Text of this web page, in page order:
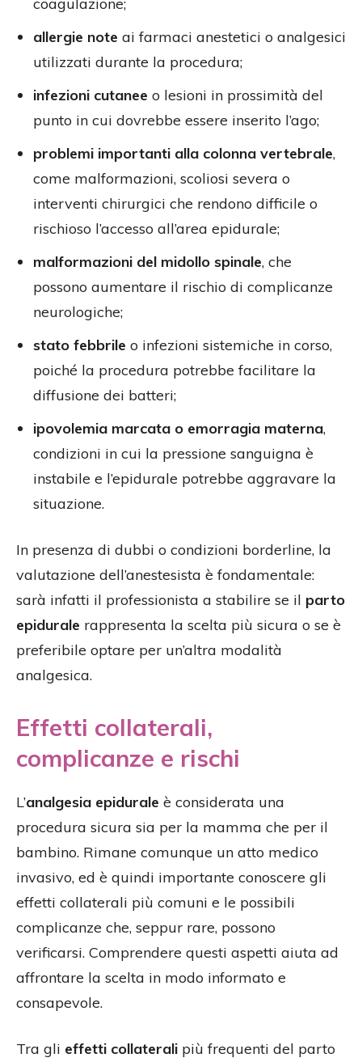
allergie note ai farmaci anestetici o analgesici
utilizzati durante la procedura;
infezioni cutanee o lesioni in prossimità del
punto in cui dovrebbe essere inserito l’ago;
problemi importanti alla colonna vertebrale,
come malformazioni, scoliosi severa o
interventi chirurgici che rendono difficile o
rischioso l’accesso all’area epidurale;
malformazioni del midollo spinale, che
possono aumentare il rischio di complicanze
neurologiche;
stato febbrile o infezioni sistemiche in corso,
poiché la procedura potrebbe facilitare la
diffusione dei batteri;
ipovolemia marcata o emorragia materna,
condizioni in cui la pressione sanguigna è
instabile e l’epidurale potrebbe aggravare la
situazione.
In presenza di dubbi o condizioni borderline, la
valutazione dell’anestesista è fondamentale:
sarà infatti il professionista a stabilire se il parto
epidurale rappresenta la scelta più sicura o se è
preferibile optare per un’altra modalità
analgesica.
Effetti collaterali,
complicanze e rischi
L’analgesia epidurale è considerata una
procedura sicura sia per la mamma che per il
bambino. Rimane comunque un atto medico
invasivo, ed è quindi importante conoscere gli
effetti collaterali più comuni e le possibili
complicanze che, seppur rare, possono
verificarsi. Comprendere questi aspetti aiuta ad
affrontare la scelta in modo informato e
consapevole.
Tra gli effetti collaterali più frequenti del parto